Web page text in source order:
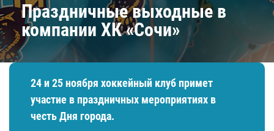
Праздничные выходные в
компании ХК «Сочи»
24 и 25 ноября хоккейный клуб примет
участие в праздничных мероприятиях в
честь Дня города.